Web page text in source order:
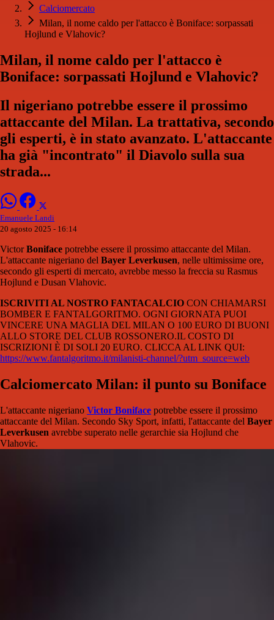
Calciomercato
Milan, il nome caldo per l'attacco è Boniface: sorpassati
Hojlund e Vlahovic?
Milan, il nome caldo per l'attacco è
Boniface: sorpassati Hojlund e Vlahovic?
Il nigeriano potrebbe essere il prossimo
attaccante del Milan. La trattativa, secondo
gli esperti, è in stato avanzato. L'attaccante
ha già "incontrato" il Diavolo sulla sua
strada...
Emanuele Landi
20 agosto 2025 - 16:14
VictorBoniface potrebbe essere il prossimo attaccante del Milan.
L'attaccante nigeriano del Bayer Leverkusen, nelle ultimissime ore,
secondo gli esperti di mercato, avrebbe messo la freccia su Rasmus
Hojlund e Dusan Vlahovic.
ISCRIVITI AL NOSTRO FANTACALCIO CON CHIAMARSI
BOMBER E FANTALGORITMO. OGNI GIORNATA PUOI
VINCERE UNA MAGLIA DEL MILAN O 100 EURO DI BUONI
ALLO STORE DEL CLUB ROSSONERO.IL COSTO DI
ISCRIZIONI È DI SOLI 20 EURO. CLICCA AL LINK QUI:
https://www.fantalgoritmo.it/milanisti-channel/?utm_source=web
Calciomercato Milan: il punto su Boniface
L'attaccante nigeriano Victor Boniface potrebbe essere il prossimo
attaccante del Milan. Secondo Sky Sport, infatti, l'attaccante del Bayer
Leverkusen avrebbe superato nelle gerarchie sia Hojlund che
Vlahovic.